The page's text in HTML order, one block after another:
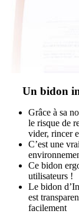
Un bidon
Grâce à sa
le risque de
vider, rincer
C’est une
Ce bidon
utilisateurs !
Le bidon
est
facilement